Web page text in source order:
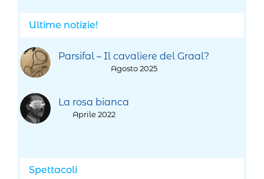
Ultime notizie!
Parsifal – Il cavaliere del Graal?
Agosto 2025
La rosa bianca
Aprile 2022
Spettacoli